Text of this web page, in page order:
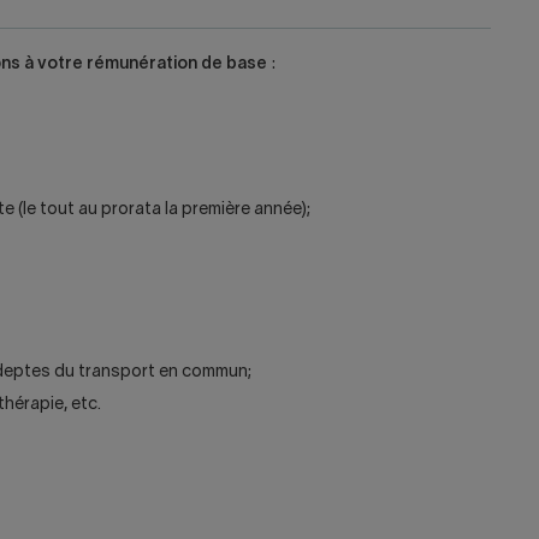
à votre rémunération de base :
(le tout au prorata la première année);
du transport en commun;
etc.